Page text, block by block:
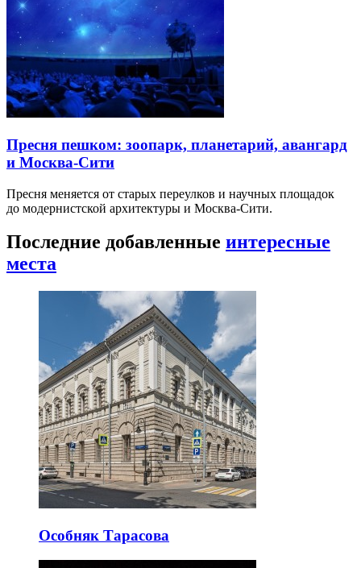
Пресня пешком: зоопарк, планетарий, авангард
и Москва-Сити
Пресня меняется от старых переулков и научных площадок
до модернистской архитектуры и Москва-Сити.
Последние добавленные интересные
места
Особняк Тарасова